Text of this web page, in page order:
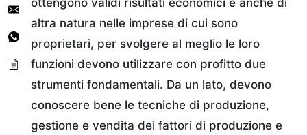
altra natura nelle imprese di cui sono
proprietari, per svolgere al meglio le loro
funzioni devono utilizzare con profitto due
strumenti fondamentali. Da un lato, devono
conoscere bene le tecniche di produzione,
gestione e vendita dei fattori di produzione e